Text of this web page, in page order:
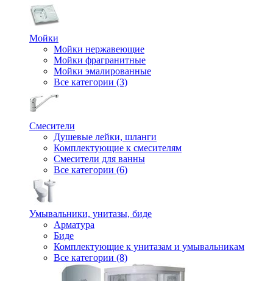
Мойки
Мойки нержавеющие
Мойки фрагранитные
Мойки эмалированные
Все категории (3)
Смесители
Душевые лейки, шланги
Комплектующие к смесителям
Смесители для ванны
Все категории (6)
Умывальники, унитазы, биде
Арматура
Биде
Комплектующие к унитазам и умывальникам
Все категории (8)